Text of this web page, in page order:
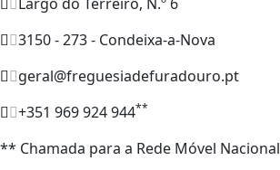
3150 - 273 - Condeixa-a-Nova
geral@freguesiadefuradouro.pt
+351 969 924 944**
** Chamada para a Rede Móvel Nacional